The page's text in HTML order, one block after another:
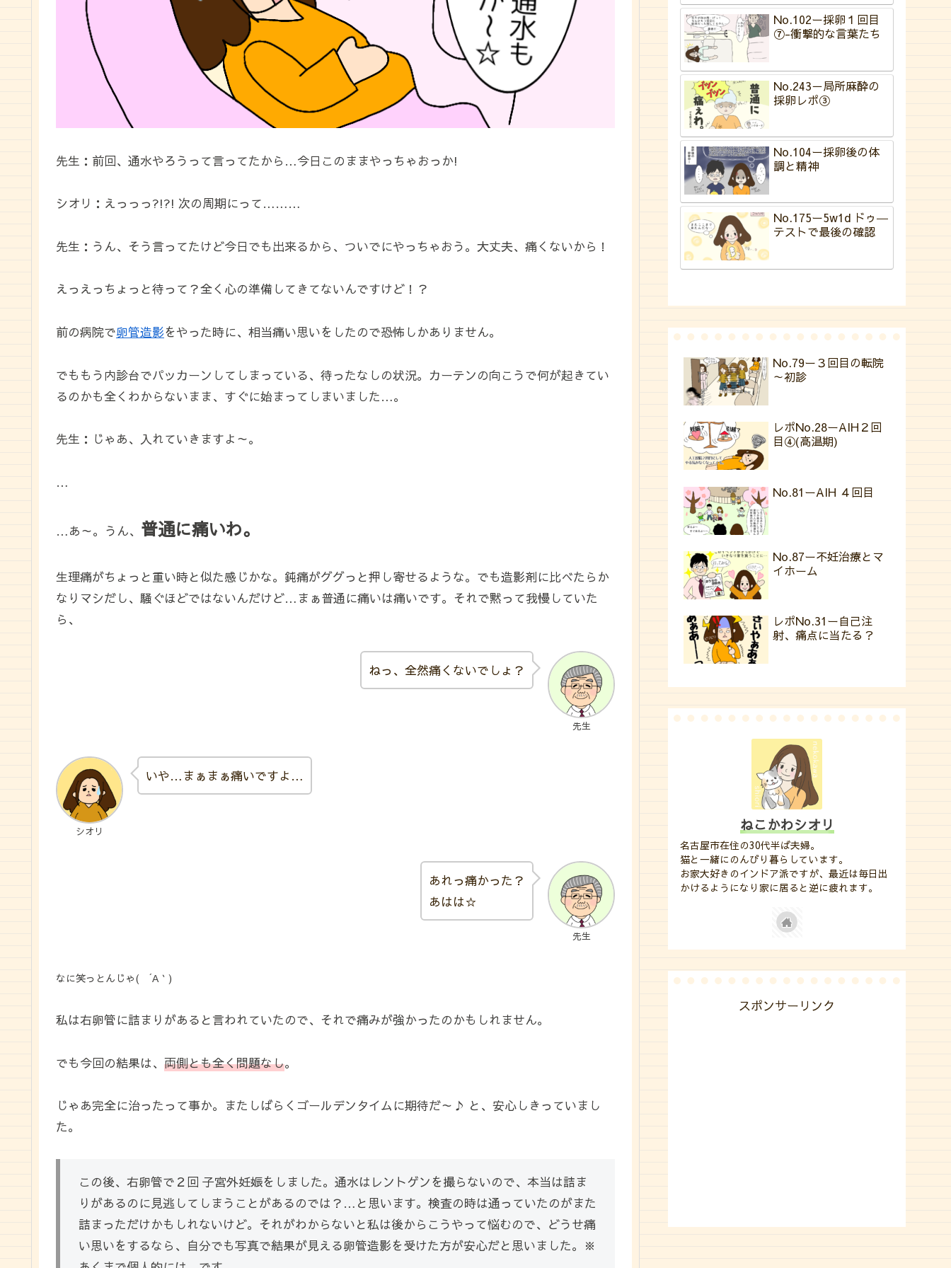
先生：前回、通水やろうって言ってたから…今日このままやっちゃおっか!
シオリ：えっっっ?!?! 次の周期にって………
先生：うん、そう言ってたけど今日でも出来るから、ついでにやっちゃおう。大丈夫、痛くないから！
えっえっちょっと待って？全く心の準備してきてないんですけど！？
前の病院で卵管造影をやった時に、相当痛い思いをしたので恐怖しかありません。
でももう内診台でパッカーンしてしまっている、待ったなしの状況。カーテンの向こうで何が起きてい
るのかも全くわからないまま、すぐに始まってしまいました…。
先生：じゃあ、入れていきますよ～。
…
…あ～。うん、 普通に痛いわ。
生理痛がちょっと重い時と似た感じかな。鈍痛がググっと押し寄せるような。でも造影剤に比べたらか
なりマシだし、騒ぐほどではないんだけど…まぁ普通に痛いは痛いです。それで黙って我慢していた
ら、
先生
ねっ、全然痛くないでしょ？
シオリ
いや…まぁまぁ痛いですよ…
先生
あれっ痛かった？
あはは☆
なに笑っとんじゃ( ´Α｀)
私は右卵管に詰まりがあると言われていたので、それで痛みが強かったのかもしれません。
でも今回の結果は、 両側とも全く問題なし。
じゃあ完全に治ったって事か。またしばらくゴールデンタイムに期待だ～♪ と、安心しきっていまし
た。
この後、右卵管で２回 子宮外妊娠をしました。通水はレントゲンを撮らないので、本当は詰ま
りがあるのに見逃してしまうことがあるのでは？…と思います。検査の時は通っていたのがまた
詰まっただけかもしれないけど。それがわからないと私は後からこうやって悩むので、どうせ痛
い思いをするなら、自分でも写真で結果が見える卵管造影を受けた方が安心だと思いました。※
No.102ー採卵１回目
⑦-衝撃的な言葉たち
No.243－局所麻酔の
採卵レポ③
No.104ー採卵後の体
調と精神
No.175ー5w1d ドゥ―
テストで最後の確認
No.79ー３回目の転院
～初診
レポNo.28ーAIH２回
目④(高温期)
No.81ーAIH ４回目
No.87ー不妊治療とマ
イホーム
レポNo.31ー自己注
射、痛点に当たる？
ねこかわシオリ
名古屋市在住の30代半ば夫婦。
猫と一緒にのんびり暮らしています。
お家大好きのインドア派ですが、最近は毎日出
かけるようになり家に居ると逆に疲れます。
スポンサーリンク